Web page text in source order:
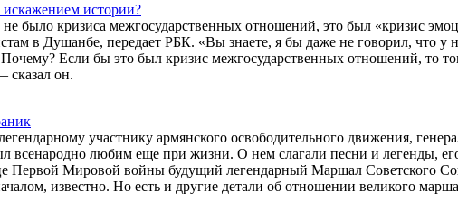
истории?
было кризиса межгосударственных отношений, это был «кризис
в Душанбе, передает РБК. «Вы знаете, я бы даже не говорил, что у
Если бы это был кризис межгосударственных отношений, то
сказал он.
участнику армянского освободительного движения,
всенародно любим еще при жизни. О нем слагали песни и легенды, его
Первой Мировой войны будущий легендарный Маршал Советского
известно. Но есть и другие детали об отношении великого